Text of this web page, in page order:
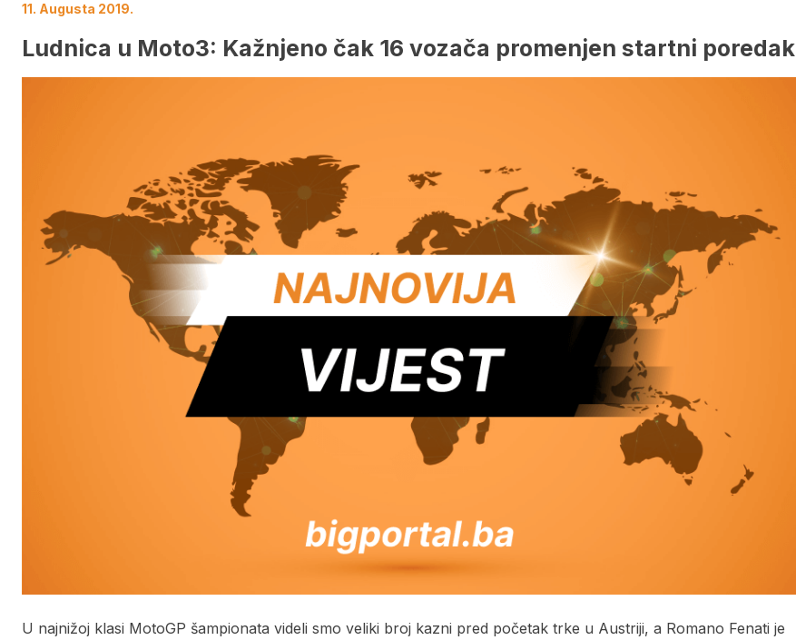
11. Augusta 2019.
Ludnica u Moto3: Kažnjeno čak 16 vozača promenjen startni poredak
U najnižoj klasi MotoGP šampionata videli smo veliki broj kazni pred početak trke u Austriji, a Romano Fenati je